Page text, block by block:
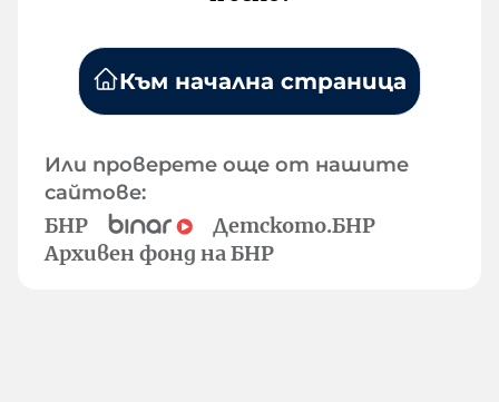
Към начална страница
Или проверете още от нашите
сайтове:
БНР
Детското.БНР
Архивен фонд на БНР